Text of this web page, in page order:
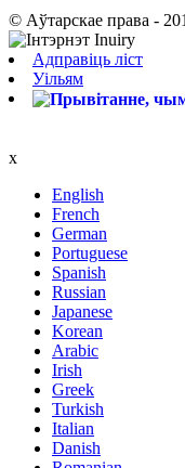
© Аўтарскае права -
Адправіць ліст
Уільям
x
English
French
German
Portuguese
Spanish
Russian
Japanese
Korean
Arabic
Irish
Greek
Turkish
Italian
Danish